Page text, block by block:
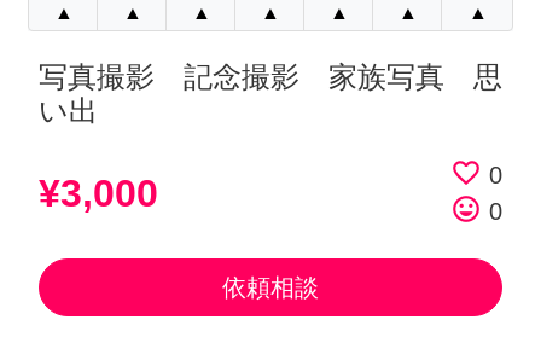
▲ ▲ ▲ ▲ ▲ ▲ ▲
写真撮影 記念撮影 家族写真 思
い出
¥3,000 favorite_border 0
tag_faces 0
依頼相談